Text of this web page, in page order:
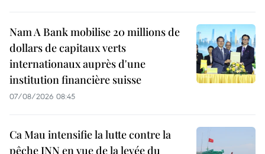
Nam A Bank mobilise 20 millions de
dollars de capitaux verts
internationaux auprès d'une
institution financière suisse
07/08/2026 08:45
Ca Mau intensifie la lutte contre la
pêche INN en vue de la levée du